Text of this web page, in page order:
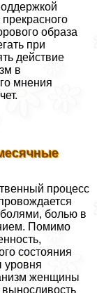
образа
при
действие
в
мнения
процесс
болью в
Помимо
состояния
уровня
женщины